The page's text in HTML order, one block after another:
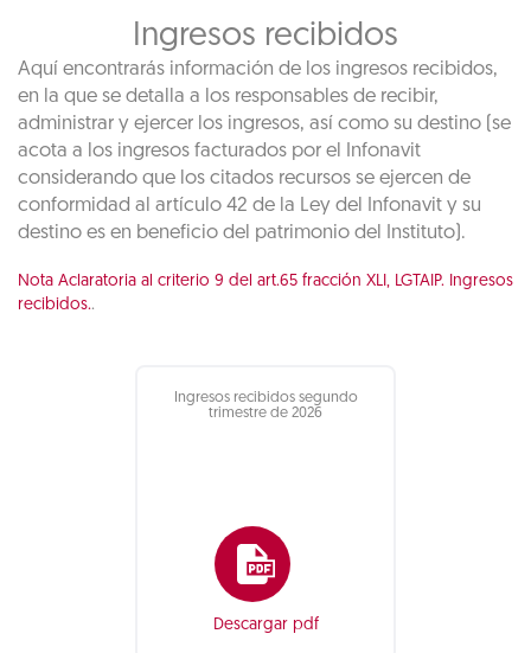
Ingresos recibidos
Aquí encontrarás información de los ingresos recibidos,
en la que se detalla a los responsables de recibir,
administrar y ejercer los ingresos, así como su destino (se
acota a los ingresos facturados por el Infonavit
considerando que los citados recursos se ejercen de
conformidad al artículo 42 de la Ley del Infonavit y su
destino es en beneficio del patrimonio del Instituto).
Nota Aclaratoria al criterio 9 del art.65 fracción XLI, LGTAIP. Ingresos
recibidos..
Ingresos recibidos segundo
trimestre de 2026
Descargar pdf